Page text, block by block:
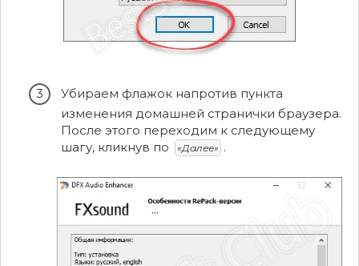
Убираем флажок напротив пункта
изменения домашней странички браузера.
После этого переходим к следующему
шагу, кликнув по
«Далее» .